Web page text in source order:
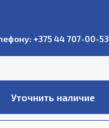
+375 44 707-00-53
Уточнить наличие